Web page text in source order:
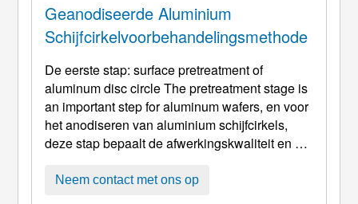
Geanodiseerde Aluminium
Schijfcirkelvoorbehandelingsmethode
De eerste stap:surface pretreatment of
aluminum disc circle The pretreatment stage is
an important step for aluminum wafers, en voor
het anodiseren van aluminium schijfcirkels,
deze stap bepaalt de afwerkingskwaliteit en het
onderdeel. Deze omvatten het verwijderen van
Neem contact met ons op